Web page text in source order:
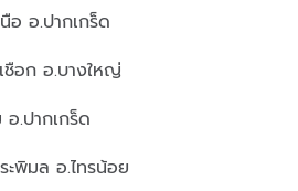
อ อ.ปากเกร็ด
ชือก อ.บางใหญ่
อ.ปากเกร็ด
ะพิมล อ.ไทรน้อย